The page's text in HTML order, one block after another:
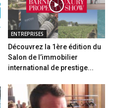
ENTREPRISES
Découvrez la 1ère édition du
Salon de l’immobilier
international de prestige...